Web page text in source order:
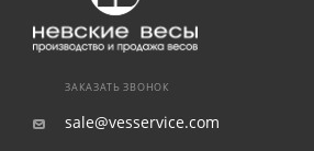
ЗАКАЗАТЬ ЗВОНОК
sale@vesservice.com